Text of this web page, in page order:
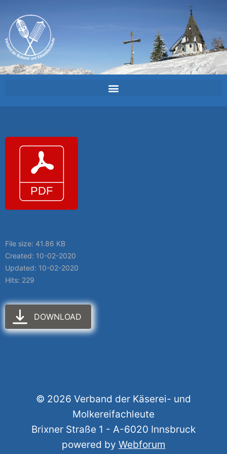
File size: 41.86 KB
Created: 10-02-2020
Updated: 10-02-2020
Hits: 229
DOWNLOAD
© 2026 Verband der Käserei- und
Molkereifachleute
Brixner Straße 1 - A-6020 Innsbruck
powered by Webforum